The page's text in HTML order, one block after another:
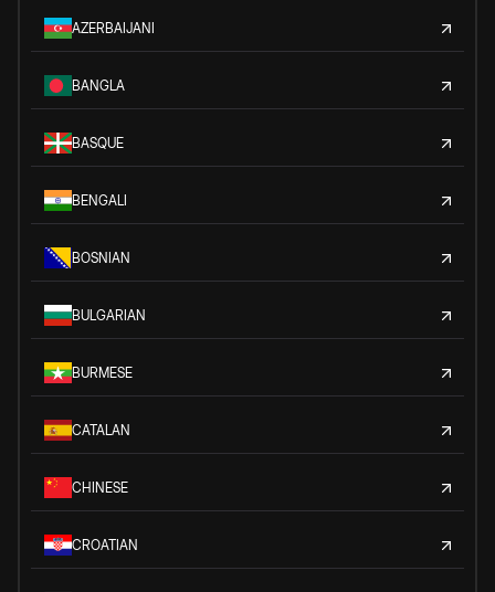
AZERBAIJANI
BANGLA
BASQUE
BENGALI
BOSNIAN
BULGARIAN
BURMESE
CATALAN
CHINESE
CROATIAN